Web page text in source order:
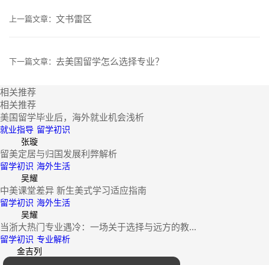
上一篇文章： 文书雷区
下一篇文章： 去美国留学怎么选择专业？
相关推荐
相关推荐
美国留学毕业后，海外就业机会浅析
就业指导 留学初识
张璇
留美定居与归国发展利弊解析
留学初识 海外生活
吴耀
中美课堂差异 新生美式学习适应指南
留学初识 海外生活
吴耀
当浙大热门专业遇冷：一场关于选择与远方的教...
留学初识 专业解析
金吉列